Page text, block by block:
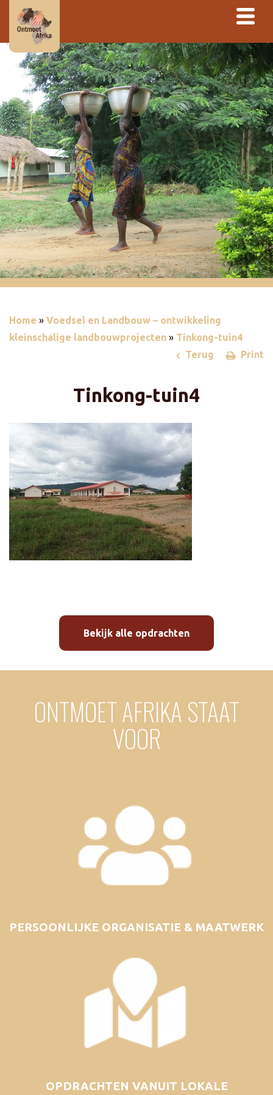
Home » Voedsel en Landbouw – ontwikkeling
kleinschalige landbouwprojecten » Tinkong-tuin4
Print
Terug
Tinkong-tuin4
Bekijk alle opdrachten
ONTMOET AFRIKA STAAT
VOOR
PERSOONLIJKE ORGANISATIE & MAATWERK
OPDRACHTEN VANUIT LOKALE